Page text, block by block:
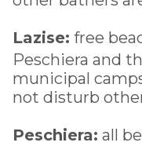
Lazise: free
Peschiera and
municipal
not disturb
Peschiera: all